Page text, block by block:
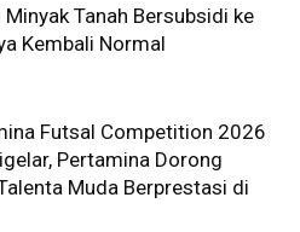
Tanah Bersubsidi ke
Kembali Normal
Futsal Competition 2026
Pertamina Dorong
Muda Berprestasi di